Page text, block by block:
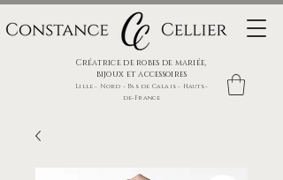
Créatrice de robes de mariée,
bijoux et accessoires
Lille - Nord - Pas de Calais - Hauts-
de-France